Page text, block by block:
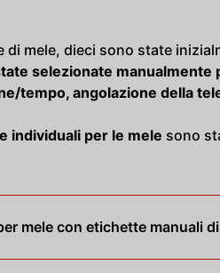
mele, dieci sono state
selezionate
tempo, angolazione della
individuali per le mele sono
mele con etichette manuali